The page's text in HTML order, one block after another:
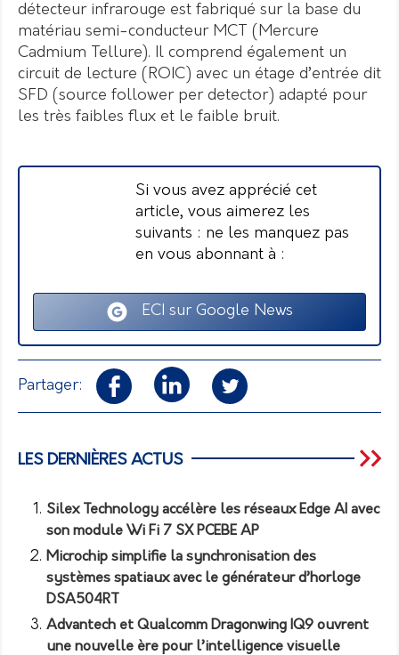
détecteur infrarouge est fabriqué sur la base du
matériau semi-conducteur MCT (Mercure
Cadmium Tellure). Il comprend également un
circuit de lecture (ROIC) avec un étage d’entrée dit
SFD (source follower per detector) adapté pour
les très faibles flux et le faible bruit.
Si vous avez apprécié cet
article, vous aimerez les
suivants : ne les manquez pas
en vous abonnant à :
ECI sur Google News
Partager:
LES DERNIÈRES ACTUS
Silex Technology accélère les réseaux Edge AI avec
son module Wi Fi 7 SX PCEBE AP
Microchip simplifie la synchronisation des
systèmes spatiaux avec le générateur d’horloge
DSA504RT
Advantech et Qualcomm Dragonwing IQ9 ouvrent
une nouvelle ère pour l’intelligence visuelle